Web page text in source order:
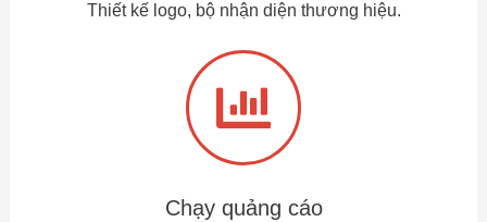
Thiết kế logo, bộ nhận diện thương hiệu.
Chạy quảng cáo